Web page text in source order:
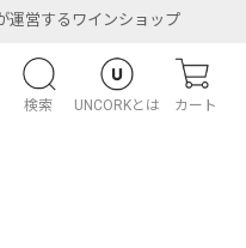
運営するワインショップ
検索 UNCORKとは カート